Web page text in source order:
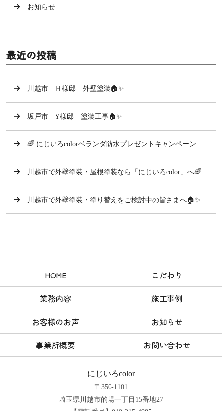
お知らせ
最近の投稿
川越市 Ｈ様邸 外壁塗装🏠✨
坂戸市 Y様邸 塗装工事🏠✨
🌈 にじいろcolorベランダ防水プレゼントキャンペーン
川越市で外壁塗装・屋根塗装なら「にじいろcolor」へ🌈
川越市で外壁塗装・塗り替えをご検討中の皆さまへ🏠✨
HOME
こだわり
業務内容
施工事例
お客様のお声
お知らせ
事業所概要
お問い合わせ
にじいろcolor
〒350-1101
埼玉県川越市的場一丁目15番地27